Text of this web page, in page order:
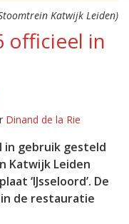
Katwijk Leiden)
officieel in
Dinand de la Rie
in gebruik gesteld
Katwijk Leiden
‘IJsseloord’. De
de restauratie